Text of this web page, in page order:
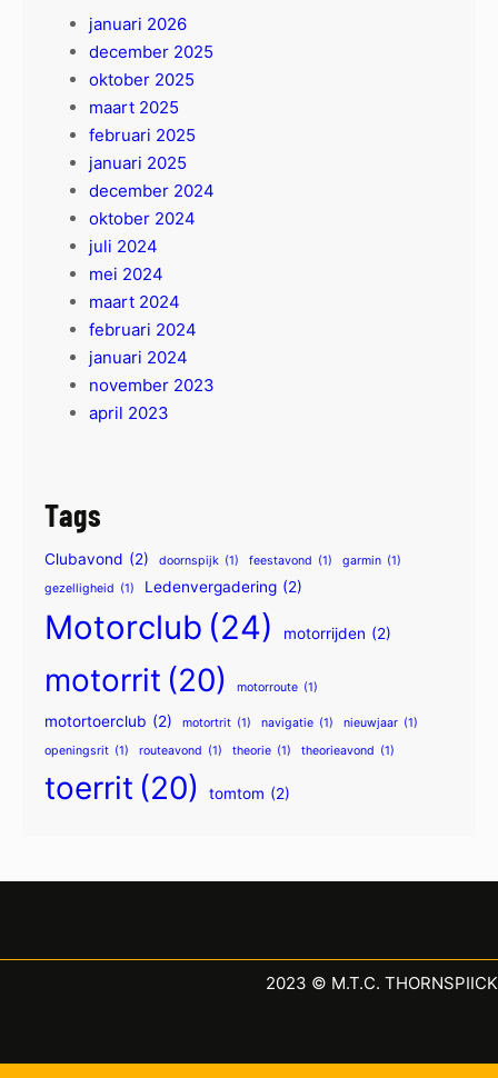
januari 2026
december 2025
oktober 2025
maart 2025
februari 2025
januari 2025
december 2024
oktober 2024
juli 2024
mei 2024
maart 2024
februari 2024
januari 2024
november 2023
april 2023
Tags
Clubavond (2) doornspijk (1) feestavond (1) garmin (1)
gezelligheid (1) Ledenvergadering (2)
Motorclub (24) motorrijden (2)
motorrit (20) motorroute (1)
motortoerclub (2) motortrit (1) navigatie (1) nieuwjaar (1)
openingsrit (1) routeavond (1) theorie (1) theorieavond (1)
toerrit (20) tomtom (2)
2023 © M.T.C. THORNSPIICK